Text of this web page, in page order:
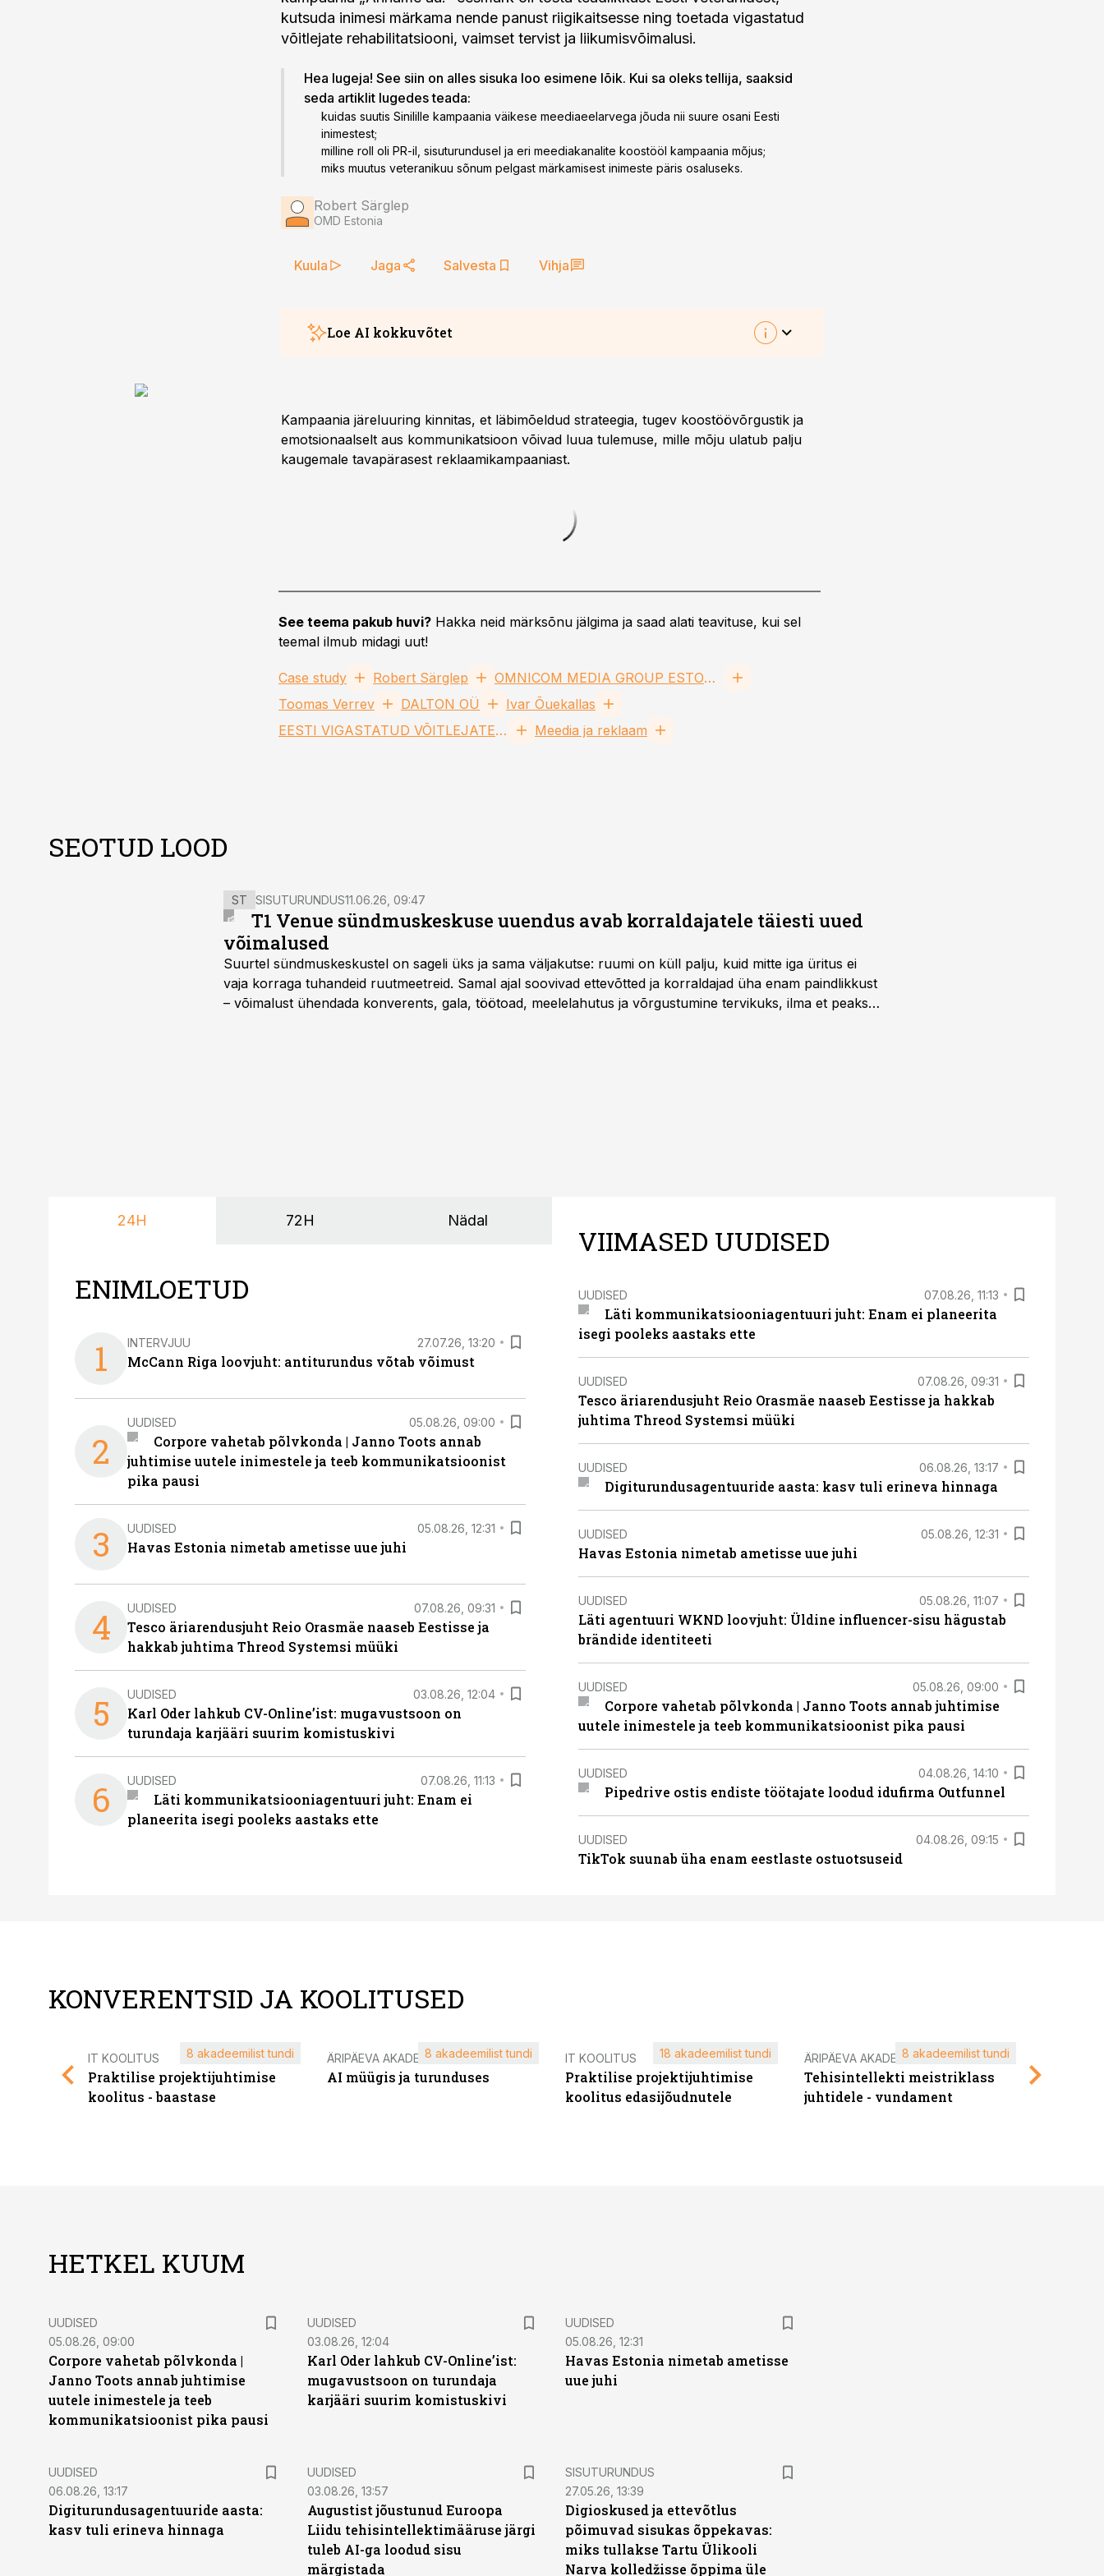
kutsuda inimesi märkama nende panust riigikaitsesse ning toetada vigastatud
võitlejate rehabilitatsiooni, vaimset tervist ja liikumisvõimalusi.
Hea lugeja! See siin on alles sisuka loo esimene lõik. Kui sa oleks tellija, saaksid
seda artiklit lugedes teada:
kuidas suutis Sinilille kampaania väikese meediaeelarvega jõuda nii suure osani Eesti
inimestest;
milline roll oli PR-il, sisuturundusel ja eri meediakanalite koostööl kampaania mõjus;
miks muutus veteranikuu sõnum pelgast märkamisest inimeste päris osaluseks.
Robert Särglep
OMD Estonia
Kuula Jaga Salvesta Vihja
Loe AI kokkuvõtet
Kampaania järeluuring kinnitas, et läbimõeldud strateegia, tugev koostöövõrgustik ja
emotsionaalselt aus kommunikatsioon võivad luua tulemuse, mille mõju ulatub palju
kaugemale tavapärasest reklaamikampaaniast.
See teema pakub huvi? Hakka neid märksõnu jälgima ja saad alati teavituse, kui sel
teemal ilmub midagi uut!
Case study Robert Särglep
OMNICOM MEDIA GROUP ESTONIA OÜ
Toomas Verrev
DALTON OÜ
Ivar Õuekallas
EESTI VIGASTATUD VÕITLEJATE ÜHING (EVVÜ) MTÜ
Meedia ja reklaam
SEOTUD LOOD
ST SISUTURUNDUS11.06.26, 09:47
T1 Venue sündmuskeskuse uuendus avab korraldajatele täiesti uued
võimalused
Suurtel sündmuskeskustel on sageli üks ja sama väljakutse: ruumi on küll palju, kuid mitte iga üritus ei
vaja korraga tuhandeid ruutmeetreid. Samal ajal soovivad ettevõtted ja korraldajad üha enam paindlikkust
– võimalust ühendada konverents, gala, töötoad, meelelahutus ja võrgustumine tervikuks, ilma et peaks
24H 72H Nädal
ENIMLOETUD
1 INTERVJUU 27.07.26, 13:20
McCann Riga loovjuht: antiturundus võtab võimust
2
UUDISED 05.08.26, 09:00
Corpore vahetab põlvkonda | Janno Toots annab
juhtimise uutele inimestele ja teeb kommunikatsioonist
pika pausi
3 UUDISED 05.08.26, 12:31
Havas Estonia nimetab ametisse uue juhi
4 UUDISED 07.08.26, 09:31
Tesco äriarendusjuht Reio Orasmäe naaseb Eestisse ja
hakkab juhtima Threod Systemsi müüki
5 UUDISED 03.08.26, 12:04
Karl Oder lahkub CV-Online’ist: mugavustsoon on
turundaja karjääri suurim komistuskivi
6 UUDISED 07.08.26, 11:13
Läti kommunikatsiooniagentuuri juht: Enam ei
planeerita isegi pooleks aastaks ette
VIIMASED UUDISED
UUDISED 07.08.26, 11:13
Läti kommunikatsiooniagentuuri juht: Enam ei planeerita
isegi pooleks aastaks ette
UUDISED 07.08.26, 09:31
Tesco äriarendusjuht Reio Orasmäe naaseb Eestisse ja hakkab
juhtima Threod Systemsi müüki
UUDISED 06.08.26, 13:17
Digiturundusagentuuride aasta: kasv tuli erineva hinnaga
UUDISED 05.08.26, 12:31
Havas Estonia nimetab ametisse uue juhi
UUDISED 05.08.26, 11:07
Läti agentuuri WKND loovjuht: Üldine influencer-sisu hägustab
brändide identiteeti
UUDISED 05.08.26, 09:00
Corpore vahetab põlvkonda | Janno Toots annab juhtimise
uutele inimestele ja teeb kommunikatsioonist pika pausi
UUDISED 04.08.26, 14:10
Pipedrive ostis endiste töötajate loodud idufirma Outfunnel
UUDISED 04.08.26, 09:15
TikTok suunab üha enam eestlaste ostuotsuseid
KONVERENTSID JA KOOLITUSED
IT KOOLITUS
Praktilise projektijuhtimise
koolitus - baastase
8 akadeemilist tundi ÄRIPÄEVA AKADEEMIA
AI müügis ja turunduses
8 akadeemilist tundi IT KOOLITUS
Praktilise projektijuhtimise
koolitus edasijõudnutele
18 akadeemilist tundi ÄRIPÄEVA AKADEEMIA
Tehisintellekti meistriklass
juhtidele - vundament
8 akadeemilist tundi
HETKEL KUUM
UUDISED
05.08.26, 09:00
Corpore vahetab põlvkonda |
Janno Toots annab juhtimise
uutele inimestele ja teeb
kommunikatsioonist pika pausi
UUDISED
03.08.26, 12:04
Karl Oder lahkub CV-Online’ist:
mugavustsoon on turundaja
karjääri suurim komistuskivi
UUDISED
05.08.26, 12:31
Havas Estonia nimetab ametisse
uue juhi
UUDISED
06.08.26, 13:17
Digiturundusagentuuride aasta:
kasv tuli erineva hinnaga
UUDISED
03.08.26, 13:57
Augustist jõustunud Euroopa
Liidu tehisintellektimääruse järgi
tuleb AI-ga loodud sisu
märgistada
ST
SISUTURUNDUS
27.05.26, 13:39
Digioskused ja ettevõtlus
põimuvad sisukas õppekavas:
miks tullakse Tartu Ülikooli
Narva kolledžisse õppima üle